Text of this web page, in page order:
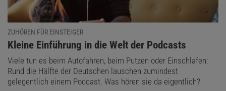
ZUHÖREN FÜR EINSTEIGER
:
Kleine Einführung in die Welt der Podcasts
Viele tun es beim Autofahren, beim Putzen oder Einschlafen:
Rund die Hälfte der Deutschen lauschen zumindest
gelegentlich einem Podcast. Was hören sie da eigentlich?